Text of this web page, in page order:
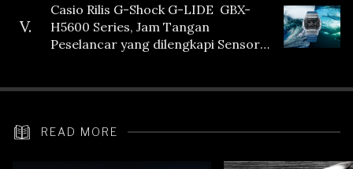
V.
Casio Rilis G-Shock G-LIDE GBX-
H5600 Series, Jam Tangan
Peselancar yang dilengkapi Sensor
READ MORE